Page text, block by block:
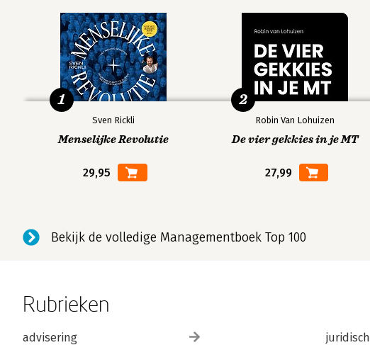
Sven Rickli
Menselijke Revolutie
29,95
1
Robin Van Lohuizen
De vier gekkies in je MT
27,99
2
Bekijk de volledige Managementboek Top 100
Rubrieken
advisering
juridisch